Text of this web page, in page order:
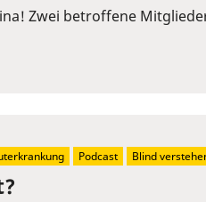
Zwei betroffene
Podcast Blind